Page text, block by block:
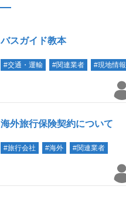
バスガイド教本
#交通・運輸 #関連業者 #現地情報
海外旅行保険契約について
#旅行会社 #海外 #関連業者